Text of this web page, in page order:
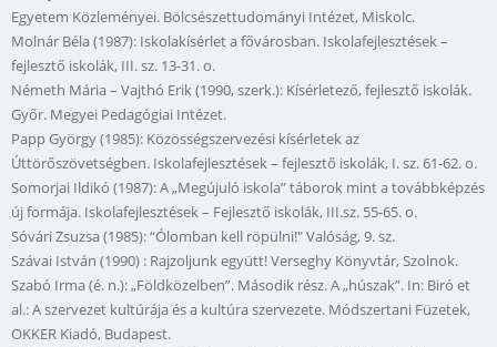
Egyetem Közleményei. Bölcsészettudományi Intézet, Miskolc.
Molnár Béla (1987): Iskolakísérlet a fővárosban. Iskolafejlesztések –
fejlesztő iskolák, III. sz. 13-31. o.
Németh Mária – Vajthó Erik (1990, szerk.): Kísérletező, fejlesztő iskolák.
Győr. Megyei Pedagógiai Intézet.
Papp György (1985): Közösségszervezési kísérletek az
Úttörőszövetségben. Iskolafejlesztések – fejlesztő iskolák, I. sz. 61-62. o.
Somorjai Ildikó (1987): A „Megújuló iskola” táborok mint a továbbképzés
új formája. Iskolafejlesztések – Fejlesztő iskolák, III.sz. 55-65. o.
Sóvári Zsuzsa (1985): “Ólomban kell röpülni!" Valóság, 9. sz.
Szávai István (1990) : Rajzoljunk együtt! Verseghy Könyvtár, Szolnok.
Szabó Irma (é. n.): „Földközelben”. Második rész. A „húszak”. In: Biró et
al.: A szervezet kultúrája és a kultúra szervezete. Módszertani Füzetek,
OKKER Kiadó, Budapest.